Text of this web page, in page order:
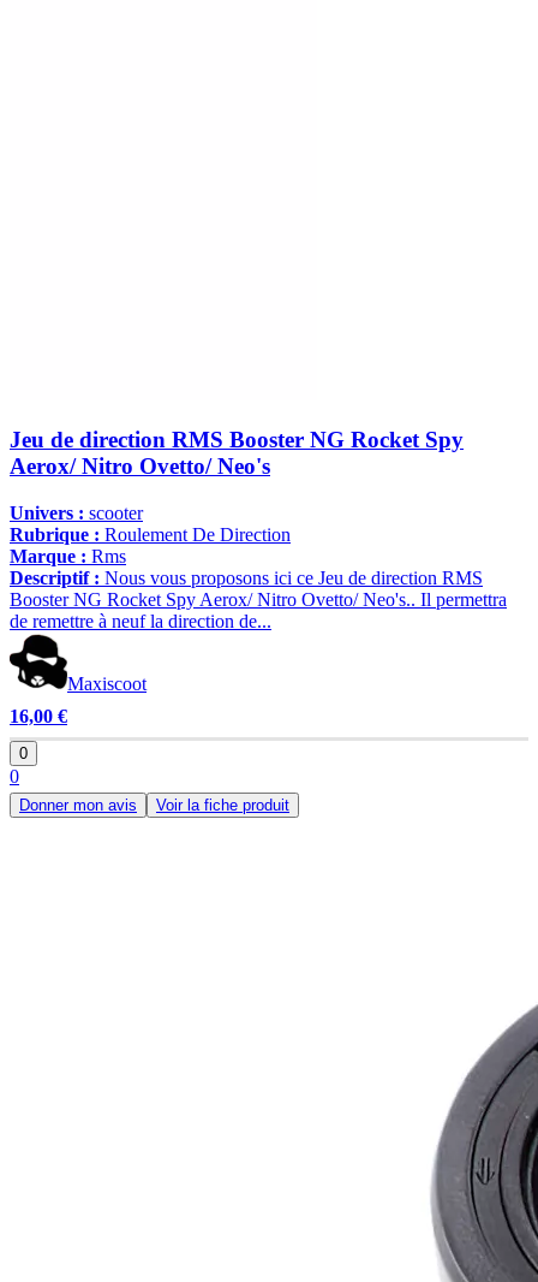
Jeu de direction RMS Booster NG Rocket Spy
Aerox/ Nitro Ovetto/ Neo's
Univers : scooter
Rubrique : Roulement De Direction
Marque : Rms
Descriptif : Nous vous proposons ici ce Jeu de direction RMS
Booster NG Rocket Spy Aerox/ Nitro Ovetto/ Neo's.. Il permettra
de remettre à neuf la direction de...
Maxiscoot
16,00 €
0
0
Donner mon avis Voir la fiche produit